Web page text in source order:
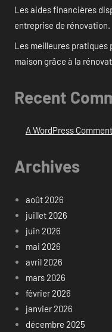
Les aides financières
entreprise de rénovation.
Les meilleures pratiques
maison grâce à la
Recent
A WordPress
Archives
août 2026
juillet 2026
juin 2026
mai 2026
avril 2026
mars 2026
février 2026
janvier 2026
décembre 2025